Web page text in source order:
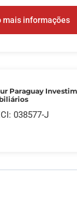
mais informações
Paraguay
038577-J